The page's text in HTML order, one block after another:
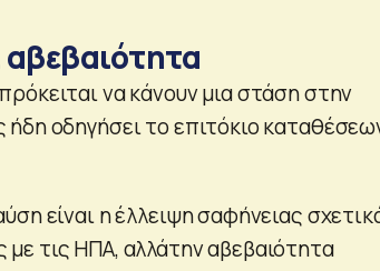
να κάνουν μια στάση στην
οδηγήσει το επιτόκιο
είναι η έλλειψη σαφήνειας
τις ΗΠΑ, αλλάτην αβεβαιότητα